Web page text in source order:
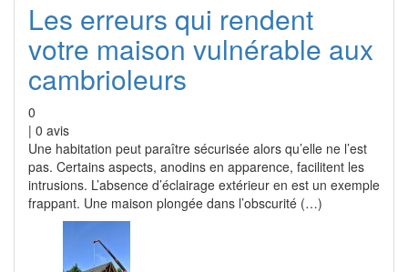
Les erreurs qui rendent
votre maison vulnérable aux
cambrioleurs
0
| 0 avis
Une habitation peut paraître sécurisée alors qu’elle ne l’est
pas. Certains aspects, anodins en apparence, facilitent les
intrusions. L’absence d’éclairage extérieur en est un exemple
frappant. Une maison plongée dans l’obscurité (…)